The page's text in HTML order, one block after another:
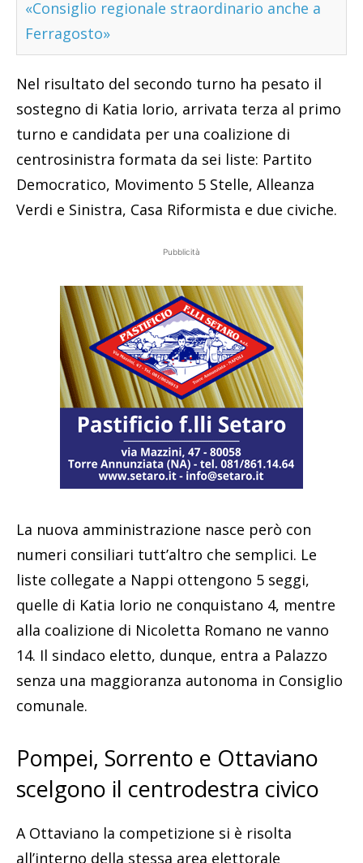
«Consiglio regionale straordinario anche a
Ferragosto»
Nel risultato del secondo turno ha pesato il
sostegno di Katia Iorio, arrivata terza al primo
turno e candidata per una coalizione di
centrosinistra formata da sei liste: Partito
Democratico, Movimento 5 Stelle, Alleanza
Verdi e Sinistra, Casa Riformista e due civiche.
Pubblicità
La nuova amministrazione nasce però con
numeri consiliari tutt’altro che semplici. Le
liste collegate a Nappi ottengono 5 seggi,
quelle di Katia Iorio ne conquistano 4, mentre
alla coalizione di Nicoletta Romano ne vanno
14. Il sindaco eletto, dunque, entra a Palazzo
senza una maggioranza autonoma in Consiglio
comunale.
Pompei, Sorrento e Ottaviano
scelgono il centrodestra civico
A Ottaviano la competizione si è risolta
all’interno della stessa area elettorale